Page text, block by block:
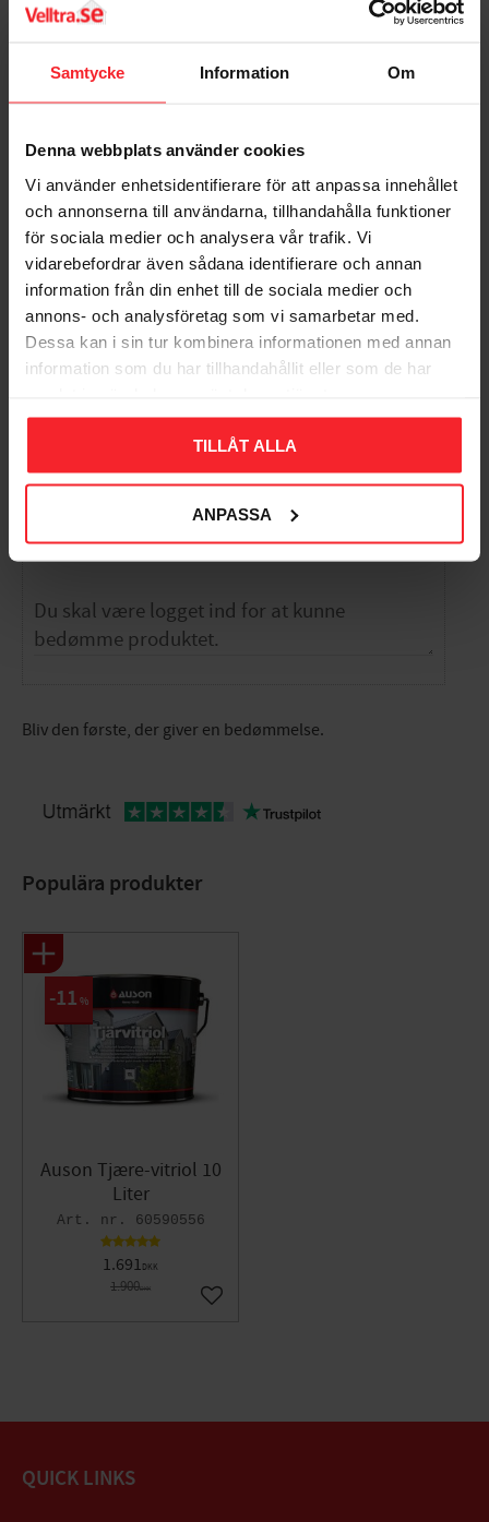
Samtycke Information Om
Denna webbplats använder cookies
Vi använder enhetsidentifierare för att anpassa innehållet
och annonserna till användarna, tillhandahålla funktioner
för sociala medier och analysera vår trafik. Vi
vidarebefordrar även sådana identifierare och annan
information från din enhet till de sociala medier och
annons- och analysföretag som vi samarbetar med.
Dessa kan i sin tur kombinera informationen med annan
information som du har tillhandahållit eller som de har
TILLÅT ALLA
ANPASSA
Bedømmelser
Dig
Bliv den første, der giver en bedømmelse.
Skiveventil TL125,
Hvid, Habo 63383
004976090
183DKK
Skiveventil TL100
Diameter 95/120mm
Stål Hvid Habo 63382
007783873
117 DKK
Populära produkter
Auson Tjære-vitriol 10
Liter
60590556
1.691DKK
1.900DKK
11 %
Gem som favorit
QUICK LINKS